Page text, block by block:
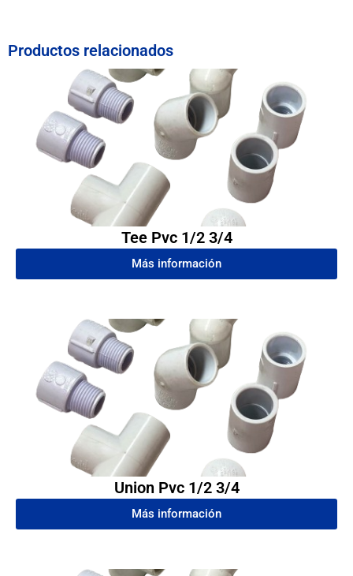
Productos relacionados
Tee Pvc 1/2 3/4
Más información
Union Pvc 1/2 3/4
Más información